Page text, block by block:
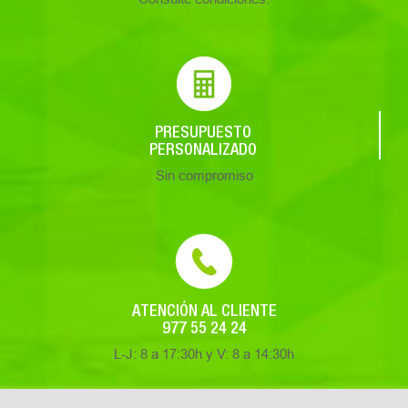
PRESUPUESTO
PERSONALIZADO
Sin compromiso
ATENCIÓN AL CLIENTE
977 55 24 24
L-J: 8 a 17:30h y V: 8 a 14:30h